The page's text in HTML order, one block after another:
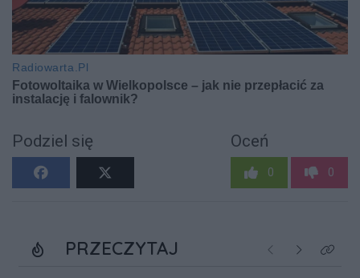
Podziel się Oceń
0 0
PRZECZYTAJ Poprzednie
NastępneKliknij